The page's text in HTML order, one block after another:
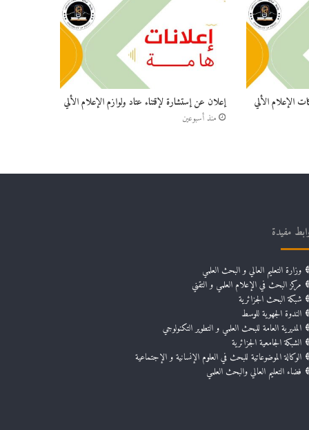
الإعلام الألي إعلان عن إستشارة لإقتناء عتاد ولوازم الإعلام الألي
منذ أسبوعين
مفيدة
وزارة التعليم العالي و البحث العلمي
مركز البحث في الإعلام العلمي و التقني
شبكة البحث الجزائرية
الندوة الجهوية للوسط
المديرية العامة للبحث العلمي و التطوير التكنولوجي
الشبكة الجامعية الجزائرية
الوكالة الموضوعاتية للبحث في العلوم الإنسانية و الإجتماعية
فضاء التعليم العالي والبحث العلمي